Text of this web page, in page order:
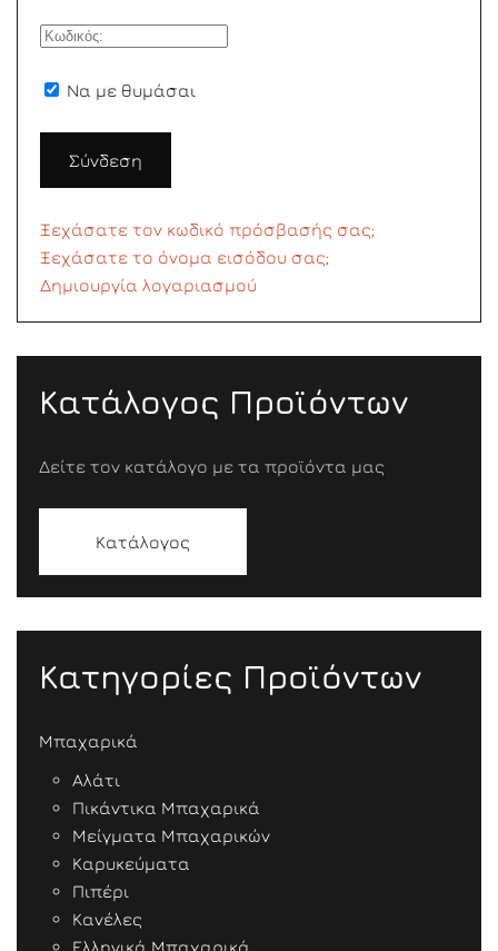
Να με θυμάσαι
Σύνδεση
Ξεχάσατε τον κωδικό πρόσβασής σας;
Ξεχάσατε το όνομα εισόδου σας;
Δημιουργία λογαριασμού
Κατάλογος Προϊόντων
Δείτε τον κατάλογο με τα προϊόντα μας
Κατάλογος
Κατηγορίες Προϊόντων
Μπαχαρικά
Αλάτι
Πικάντικα Μπαχαρικά
Μείγματα Μπαχαρικών
Καρυκεύματα
Πιπέρι
Κανέλες
Ελληνικά Μπαχαρικά